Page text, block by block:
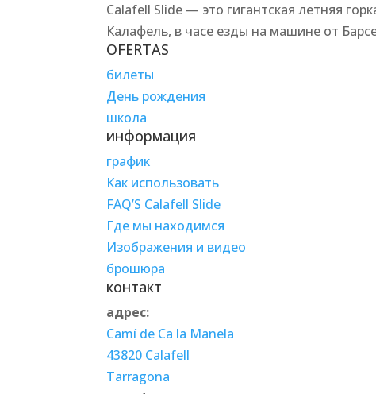
Calafell Slide — это гигантская летняя
Калафель, в часе езды на машине от
OFERTAS
билеты
День рождения
школа
информация
график
Как использовать
FAQ’S Calafell Slide
Где мы находимся
Изображения и видео
брошюра
контакт
адрес:
Camí de Ca la Manela
43820 Calafell
Tarragona